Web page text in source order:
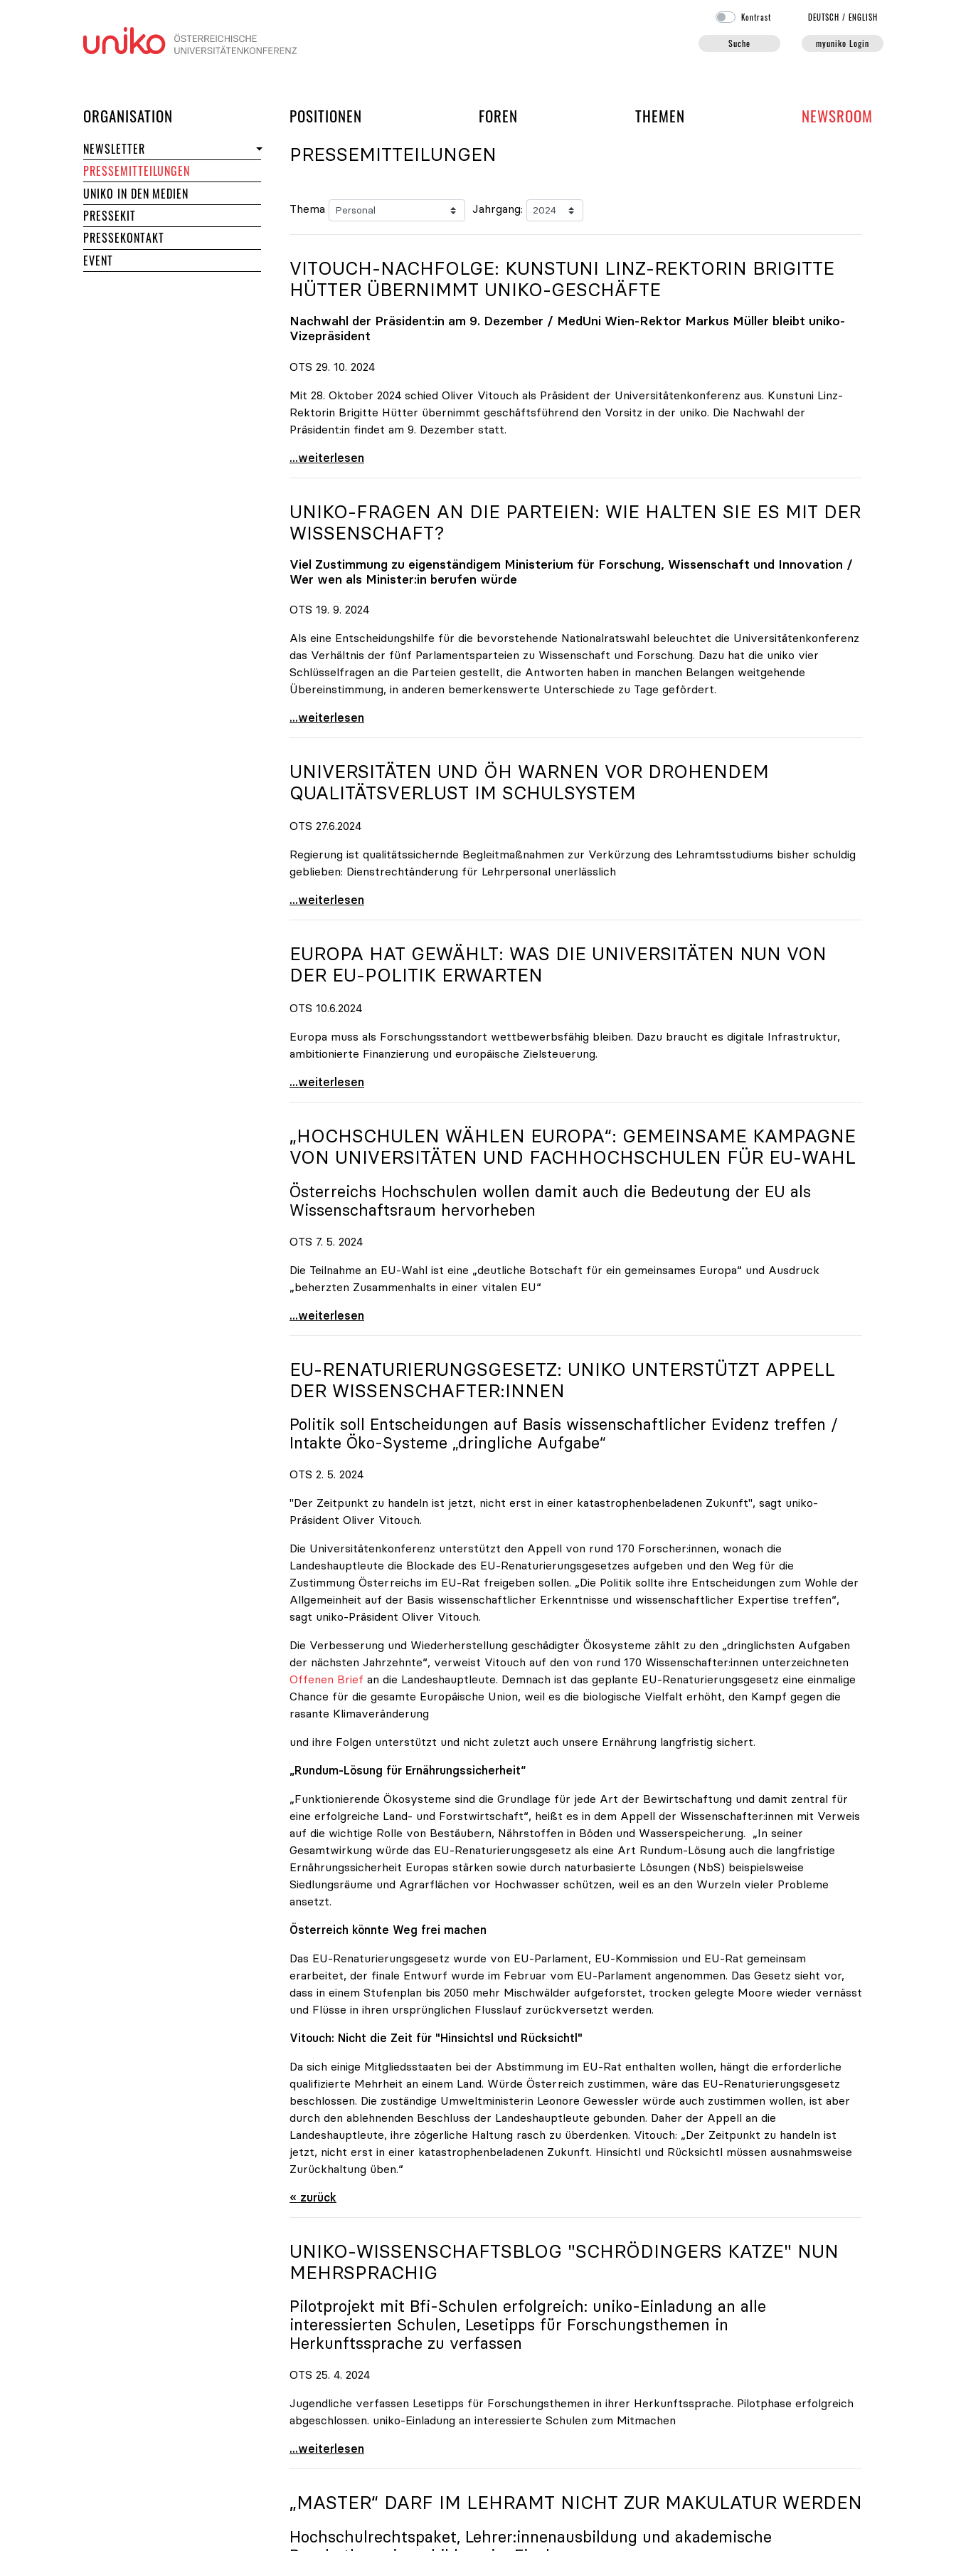
Kontrast DEUTSCH /ENGLISH
Suche myuniko Login
ORGANISATION POSITIONEN FOREN UND ARBEITSGRUPPEN DER UNIKO
THEMEN NEWSROOM
NEWSLETTER
PRESSEMITTEILUNGEN
UNIKO IN DEN MEDIEN
PRESSEKIT
PRESSEKONTAKT
EVENT
PRESSEMITTEILUNGEN
Thema Jahrgang:
VITOUCH-NACHFOLGE: KUNSTUNI LINZ-REKTORIN BRIGITTE
HÜTTER ÜBERNIMMT UNIKO-GESCHÄFTE
Nachwahl der Präsident:in am 9. Dezember / MedUni Wien-Rektor Markus Müller bleibt uniko-
Vizepräsident
OTS 29. 10. 2024
Mit 28. Oktober 2024 schied Oliver Vitouch als Präsident der Universitätenkonferenz aus. Kunstuni Linz-
Rektorin Brigitte Hütter übernimmt geschäftsführend den Vorsitz in der uniko. Die Nachwahl der
Präsident:in findet am 9. Dezember statt.
Vitouch-Nachfolge: Kunstuni Linz-Rektorin Brigitte
...weiterlesen
UNIKO-FRAGEN AN DIE PARTEIEN: WIE HALTEN SIE ES MIT DER
WISSENSCHAFT?
Viel Zustimmung zu eigenständigem Ministerium für Forschung, Wissenschaft und Innovation /
Wer wen als Minister:in berufen würde
OTS 19. 9. 2024
Als eine Entscheidungshilfe für die bevorstehende Nationalratswahl beleuchtet die Universitätenkonferenz
das Verhältnis der fünf Parlamentsparteien zu Wissenschaft und Forschung. Dazu hat die uniko vier
Schlüsselfragen an die Parteien gestellt, die Antworten haben in manchen Belangen weitgehende
Übereinstimmung, in anderen bemerkenswerte Unterschiede zu Tage gefördert.
uniko-Fragen an die Parteien: Wie halten Sie es
...weiterlesen
UNIVERSITÄTEN UND ÖH WARNEN VOR DROHENDEM
QUALITÄTSVERLUST IM SCHULSYSTEM
OTS 27.6.2024
Regierung ist qualitätssichernde Begleitmaßnahmen zur Verkürzung des Lehramtsstudiums bisher schuldig
geblieben: Dienstrechtänderung für Lehrpersonal unerlässlich
Universitäten und ÖH warnen vor drohendem
...weiterlesen
EUROPA HAT GEWÄHLT: WAS DIE UNIVERSITÄTEN NUN VON
DER EU-POLITIK ERWARTEN
OTS 10.6.2024
Europa muss als Forschungsstandort wettbewerbsfähig bleiben. Dazu braucht es digitale Infrastruktur,
ambitionierte Finanzierung und europäische Zielsteuerung.
Europa hat gewählt: Was die Universitäten nun von
...weiterlesen
„HOCHSCHULEN WÄHLEN EUROPA“: GEMEINSAME KAMPAGNE
VON UNIVERSITÄTEN UND FACHHOCHSCHULEN FÜR EU-WAHL
Österreichs Hochschulen wollen damit auch die Bedeutung der EU als
Wissenschaftsraum hervorheben
OTS 7. 5. 2024
Die Teilnahme an EU-Wahl ist eine „deutliche Botschaft für ein gemeinsames Europa“ und Ausdruck
„beherzten Zusammenhalts in einer vitalen EU“
„Hochschulen wählen Europa“: Gemeinsame Kampagne
...weiterlesen
EU-RENATURIERUNGSGESETZ: UNIKO UNTERSTÜTZT APPELL
DER WISSENSCHAFTER:INNEN
Politik soll Entscheidungen auf Basis wissenschaftlicher Evidenz treffen /
Intakte Öko-Systeme „dringliche Aufgabe“
OTS 2. 5. 2024
"Der Zeitpunkt zu handeln ist jetzt, nicht erst in einer katastrophenbeladenen Zukunft", sagt uniko-
Präsident Oliver Vitouch.
Die Universitätenkonferenz unterstützt den Appell von rund 170 Forscher:innen, wonach die
Landeshauptleute die Blockade des EU-Renaturierungsgesetzes aufgeben und den Weg für die
Zustimmung Österreichs im EU-Rat freigeben sollen. „Die Politik sollte ihre Entscheidungen zum Wohle der
Allgemeinheit auf der Basis wissenschaftlicher Erkenntnisse und wissenschaftlicher Expertise treffen“,
sagt uniko-Präsident Oliver Vitouch.
Die Verbesserung und Wiederherstellung geschädigter Ökosysteme zählt zu den „dringlichsten Aufgaben
der nächsten Jahrzehnte“, verweist Vitouch auf den von rund 170 Wissenschafter:innen unterzeichneten
Offenen Brief an die Landeshauptleute. Demnach ist das geplante EU-Renaturierungsgesetz eine einmalige
Chance für die gesamte Europäische Union, weil es die biologische Vielfalt erhöht, den Kampf gegen die
rasante Klimaveränderung
und ihre Folgen unterstützt und nicht zuletzt auch unsere Ernährung langfristig sichert.
„Rundum-Lösung für Ernährungssicherheit“
„Funktionierende Ökosysteme sind die Grundlage für jede Art der Bewirtschaftung und damit zentral für
eine erfolgreiche Land- und Forstwirtschaft“, heißt es in dem Appell der Wissenschafter:innen mit Verweis
auf die wichtige Rolle von Bestäubern, Nährstoffen in Böden und Wasserspeicherung. „In seiner
Gesamtwirkung würde das EU-Renaturierungsgesetz als eine Art Rundum-Lösung auch die langfristige
Ernährungssicherheit Europas stärken sowie durch naturbasierte Lösungen (NbS) beispielsweise
Siedlungsräume und Agrarflächen vor Hochwasser schützen, weil es an den Wurzeln vieler Probleme
ansetzt.
Österreich könnte Weg frei machen
Das EU-Renaturierungsgesetz wurde von EU-Parlament, EU-Kommission und EU-Rat gemeinsam
erarbeitet, der finale Entwurf wurde im Februar vom EU-Parlament angenommen. Das Gesetz sieht vor,
dass in einem Stufenplan bis 2050 mehr Mischwälder aufgeforstet, trocken gelegte Moore wieder vernässt
und Flüsse in ihren ursprünglichen Flusslauf zurückversetzt werden.
Vitouch: Nicht die Zeit für "Hinsichtsl und Rücksichtl"
Da sich einige Mitgliedsstaaten bei der Abstimmung im EU-Rat enthalten wollen, hängt die erforderliche
qualifizierte Mehrheit an einem Land. Würde Österreich zustimmen, wäre das EU-Renaturierungsgesetz
beschlossen. Die zuständige Umweltministerin Leonore Gewessler würde auch zustimmen wollen, ist aber
durch den ablehnenden Beschluss der Landeshauptleute gebunden. Daher der Appell an die
Landeshauptleute, ihre zögerliche Haltung rasch zu überdenken. Vitouch: „Der Zeitpunkt zu handeln ist
jetzt, nicht erst in einer katastrophenbeladenen Zukunft. Hinsichtl und Rücksichtl müssen ausnahmsweise
Zurückhaltung üben.“
« zurück
UNIKO-WISSENSCHAFTSBLOG "SCHRÖDINGERS KATZE" NUN
MEHRSPRACHIG
Pilotprojekt mit Bfi-Schulen erfolgreich: uniko-Einladung an alle
interessierten Schulen, Lesetipps für Forschungsthemen in
Herkunftssprache zu verfassen
OTS 25. 4. 2024
Jugendliche verfassen Lesetipps für Forschungsthemen in ihrer Herkunftssprache. Pilotphase erfolgreich
abgeschlossen. uniko-Einladung an interessierte Schulen zum Mitmachen
uniko-Wissenschaftsblog \"Schrödingers Katze\" nun
...weiterlesen
„MASTER“ DARF IM LEHRAMT NICHT ZUR MAKULATUR WERDEN
Hochschulrechtspaket, Lehrer:innenausbildung und akademische